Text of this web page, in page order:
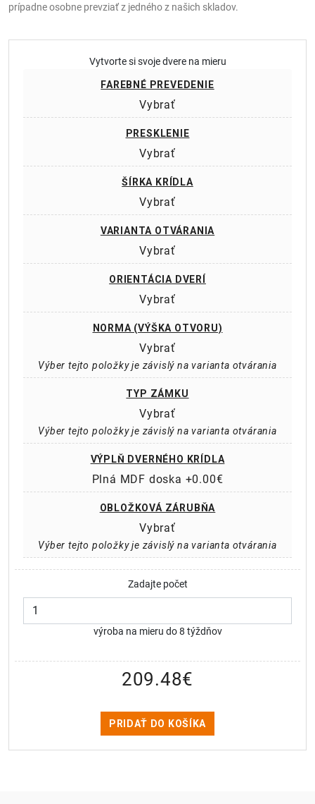
prípadne osobne prevziať z jedného z našich skladov.
Vytvorte si svoje dvere na mieru
FAREBNÉ PREVEDENIE
Vybrať
PRESKLENIE
Vybrať
ŠÍRKA KRÍDLA
Vybrať
VARIANTA OTVÁRANIA
Vybrať
ORIENTÁCIA DVERÍ
Vybrať
NORMA (VÝŠKA OTVORU)
Vybrať
Výber tejto položky je závislý na varianta otvárania
TYP ZÁMKU
Vybrať
Výber tejto položky je závislý na varianta otvárania
VÝPLŇ DVERNÉHO KRÍDLA
Plná MDF doska +0.00€
OBLOŽKOVÁ ZÁRUBŇA
Vybrať
Výber tejto položky je závislý na varianta otvárania
Zadajte počet
výroba na mieru do 8 týždňov
209.48€
PRIDAŤ DO KOŠÍKA